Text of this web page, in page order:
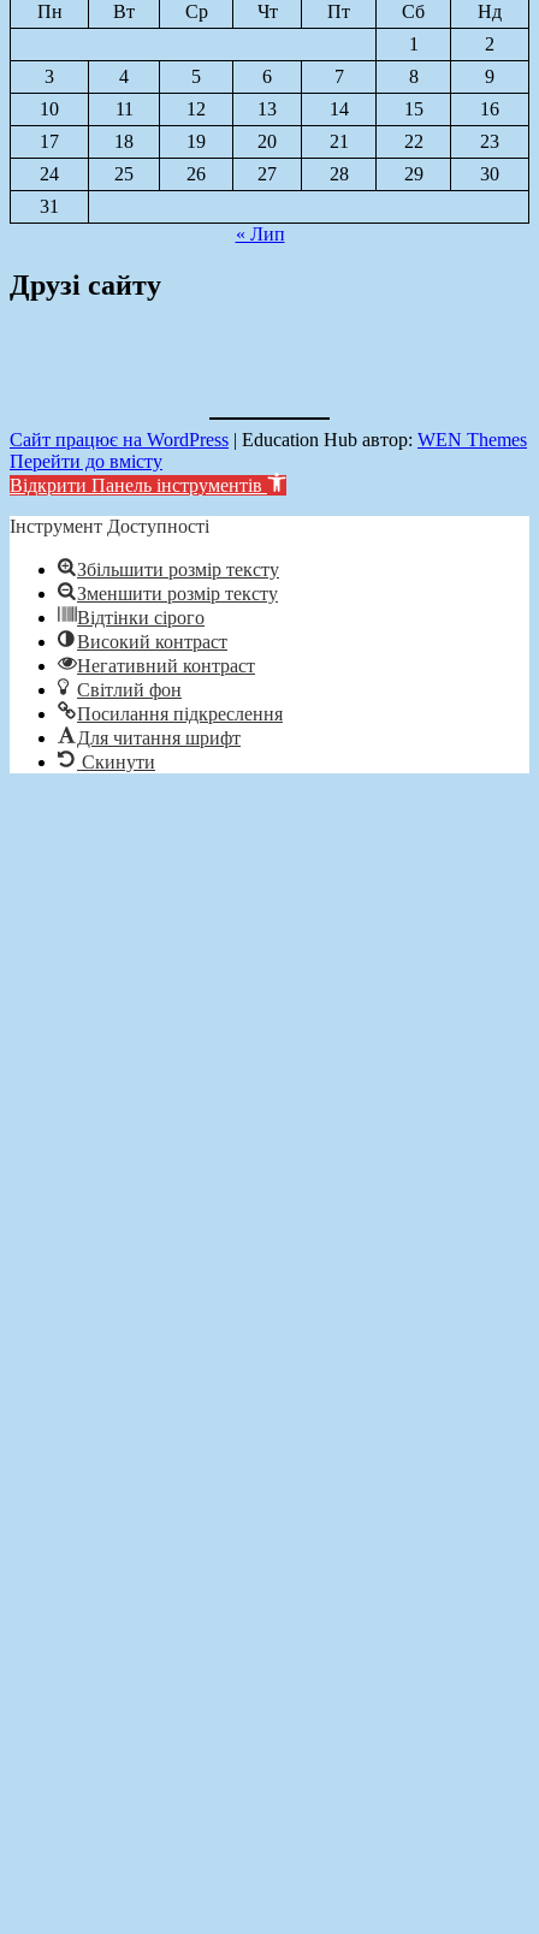
Пн
Вт Ср Чт Пт Сб
Нд
1
2
3
4 5 6 7 8
9
10
11 12 13 14 15
16
17
18 19 20 21 22
23
24
25 26 27 28 29
30
31
« Лип
Друзі сайту
Сайт працює на WordPress | Education Hub автор: WEN Themes
Перейти до вмісту
Відкрити Панель інструментів
Інструмент Доступності
Збільшити розмір тексту
Зменшити розмір тексту
Відтінки сірого
Високий контраст
Негативний контраст
Світлий фон
Посилання підкреслення
Для читання шрифт
Скинути